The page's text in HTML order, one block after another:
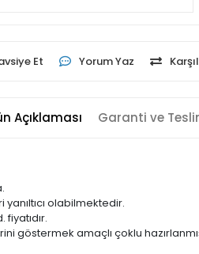
Et Yorum Yaz
Açıklaması Garanti ve
olabilmektedir.
göstermek amaçlı çoklu